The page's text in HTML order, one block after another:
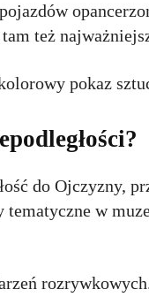
też
pokaz
do Ojczyzny,
w